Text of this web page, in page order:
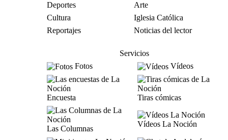
Deportes
Arte
Cultura
Iglesia Católica
Reportajes
Noticias del lector
Servicios
Fotos
Vídeos
Encuesta Tiras cómicas
Las Columnas
Vídeos La Noción